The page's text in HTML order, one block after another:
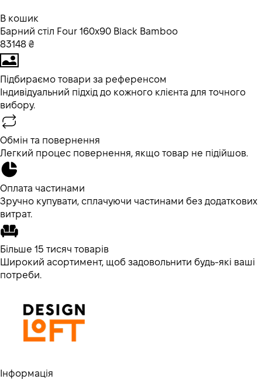
В кошик
Барний стіл Four 160x90 Black Bamboo
83148 ₴
Підбираємо товари за референсом
Індивідуальний підхід до кожного клієнта для точного
вибору.
Обмін та повернення
Легкий процес повернення, якщо товар не підійшов.
Оплата частинами
Зручно купувати, сплачуючи частинами без додаткових
витрат.
Більше 15 тисяч товарів
Широкий асортимент, щоб задовольнити будь-які ваші
потреби.
Інформація